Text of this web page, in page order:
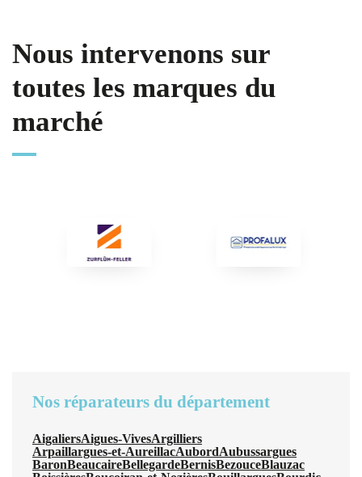
Nous intervenons sur
toutes les marques du
marché
Nos réparateurs du département
AigaliersAigues-VivesArgilliers
Arpaillargues-et-AureillacAubordAubussargues
BaronBeaucaireBellegardeBernisBezouceBlauzac